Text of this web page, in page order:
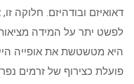
דאואיזם ובודהיזם. חלוקה
לפשט יתר על המידה
היא מטשטשת את אופייה
פועלת כצירוף של זרמים